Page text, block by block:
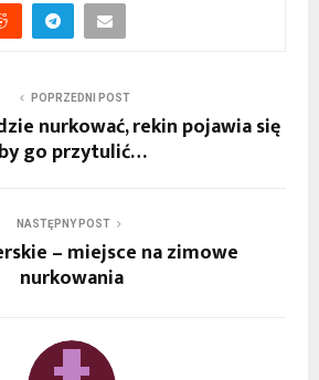
POPRZEDNI POST
nurkować, rekin pojawia się
by go przytulić…
NASTĘPNY POST
– miejsce na zimowe
nurkowania